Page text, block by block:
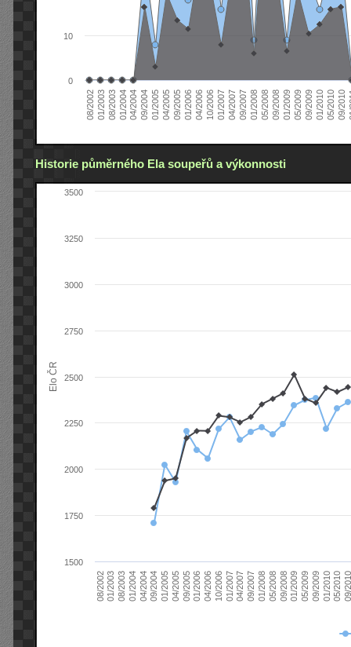
08/200201/200308/200301/200404/200409/200401/200504/200509/200501/200604/200610/200601/200704/200709/200701/200805/200809/200801/200905/200909/200901/201005/201009/2010
0
10
Historie půměrného Ela soupeřů a výkonnosti
Elo ČR
08/200201/200308/200301/200404/200409/200401/200504/200509/200501/200604/200610/200601/200704/200709/200701/200805/200809/200801/200905/200909/200901/201005/201009/
1500
1750
2000
2250
2500
2750
3000
3250
3500